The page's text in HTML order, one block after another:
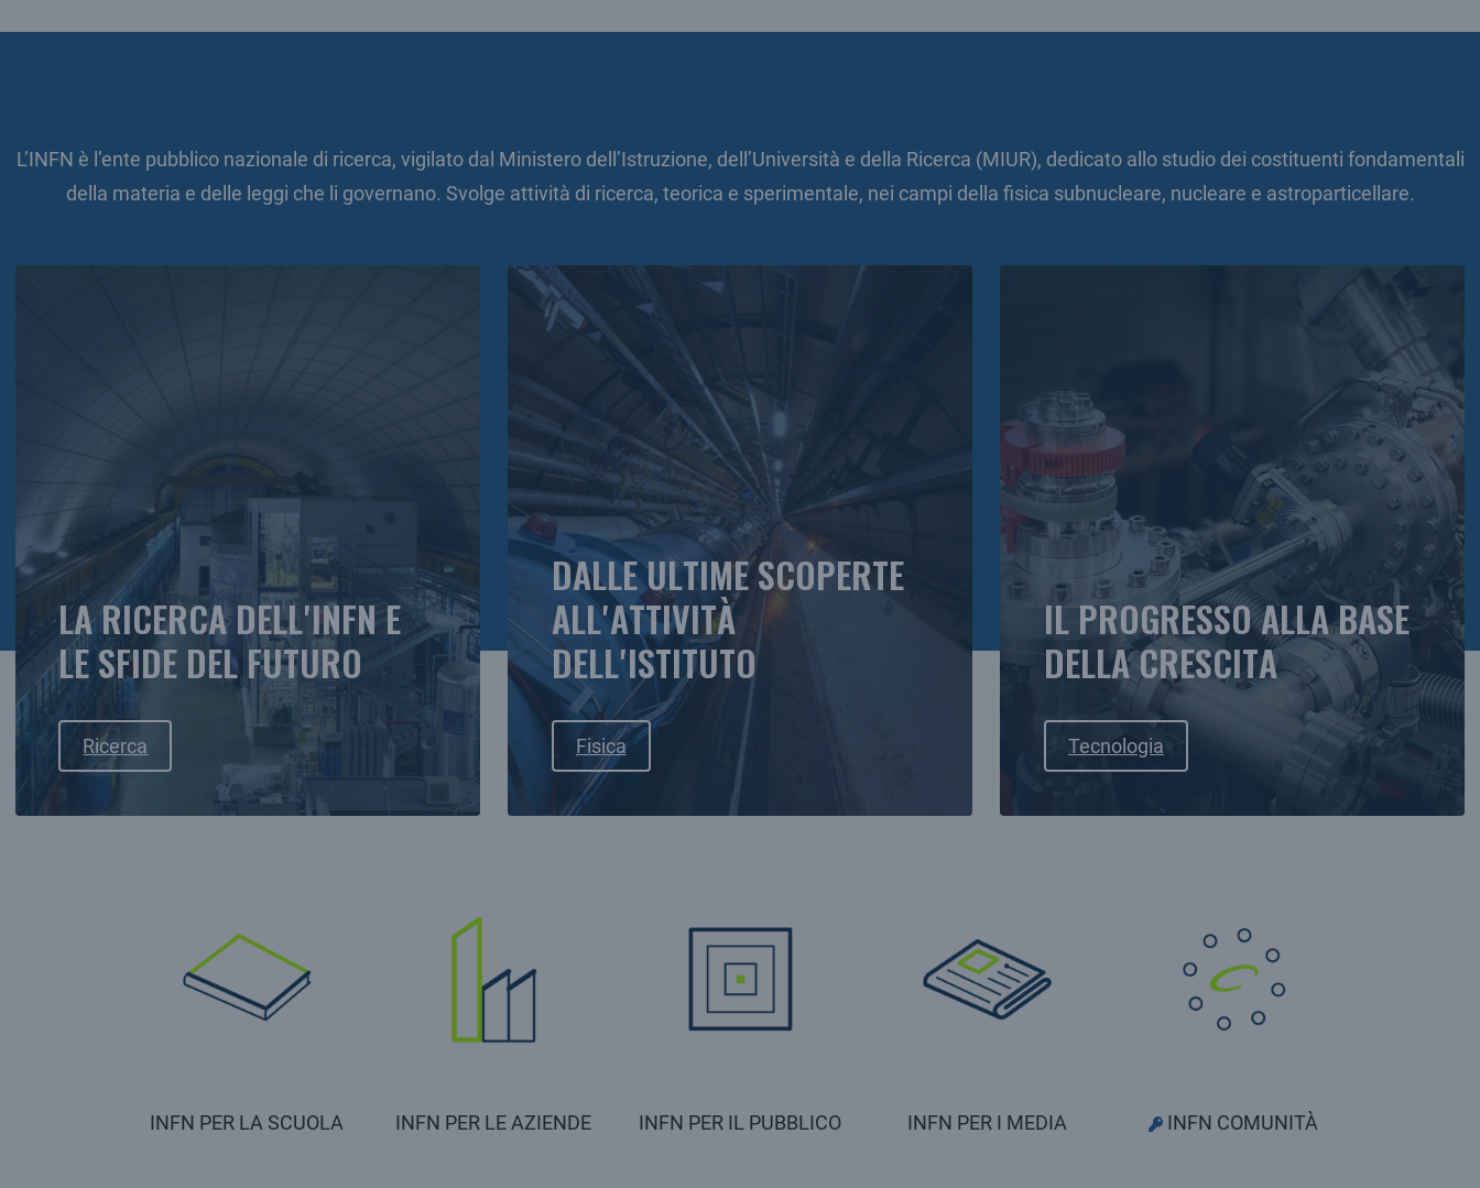
L’INFN è l’ente pubblico nazionale di ricerca, vigilato dal Ministero dell’Istruzione, dell’Università e della Ricerca (MIUR), dedicato allo studio dei costituenti fondamentali
della materia e delle leggi che li governano. Svolge attività di ricerca, teorica e sperimentale, nei campi della fisica subnucleare, nucleare e astroparticellare.
LA RICERCA DELL'INFN E
LE SFIDE DEL FUTURO
Ricerca
DALLE ULTIME SCOPERTE
ALL'ATTIVITÀ
DELL'ISTITUTO
Fisica
IL PROGRESSO ALLA BASE
DELLA CRESCITA
Tecnologia
INFN PER LA SCUOLA INFN PER LE AZIENDE INFN PER IL PUBBLICO INFN PER I MEDIA INFN COMUNITÀ